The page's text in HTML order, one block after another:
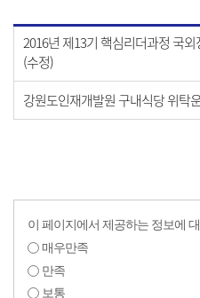
2016년 제13기 핵심리더과정 국
(수정)
강원도인재개발원 구내식당 위탁
이 페이지에서 제공하는 정보에
매우만족
만족
보통